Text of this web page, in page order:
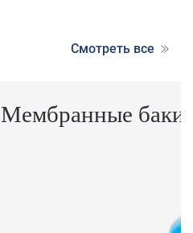
Смотреть все
Мембранные баки